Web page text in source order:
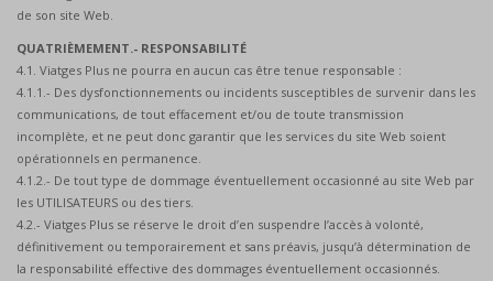
de son site Web.
QUATRIÈMEMENT.- RESPONSABILITÉ
4.1. Viatges Plus ne pourra en aucun cas être tenue responsable :
4.1.1.- Des dysfonctionnements ou incidents susceptibles de survenir dans les
communications, de tout effacement et/ou de toute transmission
incomplète, et ne peut donc garantir que les services du site Web soient
opérationnels en permanence.
4.1.2.- De tout type de dommage éventuellement occasionné au site Web par
les UTILISATEURS ou des tiers.
4.2.- Viatges Plus se réserve le droit d’en suspendre l’accès à volonté,
définitivement ou temporairement et sans préavis, jusqu’à détermination de
la responsabilité effective des dommages éventuellement occasionnés.